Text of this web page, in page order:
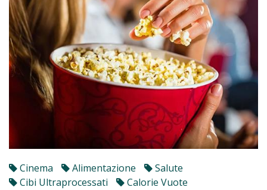
Cinema Alimentazione
Salute
Cibi Ultraprocessati
Calorie Vuote